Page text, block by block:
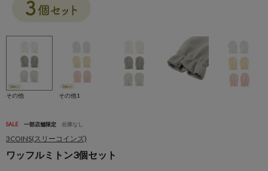
その他 その他1
SALE 一部店舗限定 在庫なし
3COINS(スリーコインズ)
ワッフルミトン3個セット